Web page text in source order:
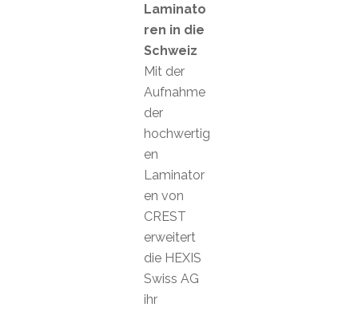
Laminato
ren in die
Schweiz
Mit der
Aufnahme
der
hochwertig
en
Laminator
en von
CREST
erweitert
die HEXIS
Swiss AG
ihr